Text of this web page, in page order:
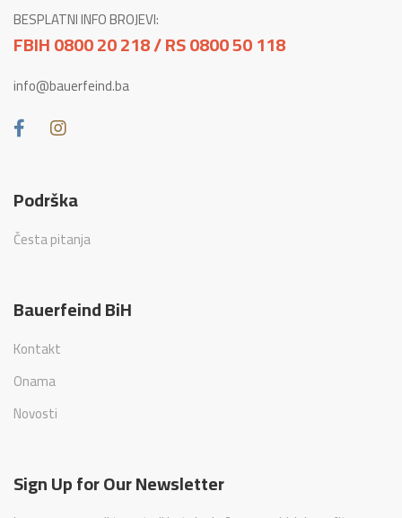
BESPLATNI INFO BROJEVI:
FBIH 0800 20 218 / RS 0800 50 118
info@bauerfeind.ba
Podrška
Česta pitanja
Bauerfeind BiH
Kontakt
Onama
Novosti
Sign Up for Our Newsletter